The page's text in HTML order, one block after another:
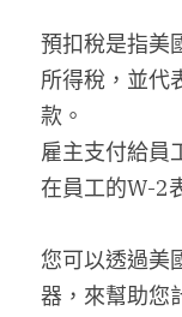
Facebook
繁體中文
简体中文
預扣稅是指美
所得稅，並代
款。
雇主支付給員
在員工的W-2
您可以透過美
器，來幫助您